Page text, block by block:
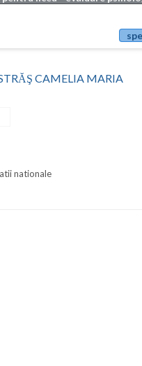
CAMELIA MARIA
nationale